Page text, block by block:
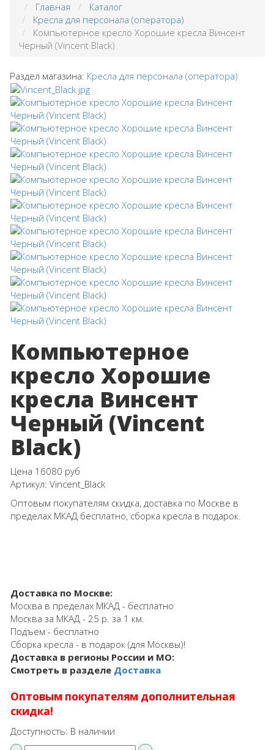
Главная
Каталог
Кресла для персонала (оператора)
Компьютерное кресло Хорошие кресла Винсент
Черный (Vincent Black)
Раздел магазина: Кресла для персонала (оператора)
Компьютерное
кресло Хорошие
кресла Винсент
Черный (Vincent
Black)
Цена 16080 руб
Артикул: Vincent_Black
Оптовым покупателям скидка, доставка по Москве в
пределах МКАД бесплатно, сборка кресла в подарок.
Доставка по Москве:
Москва в пределах МКАД - бесплатно
Москва за МКАД - 25 р. за 1 км.
Подъем - бесплатно
Сборка кресла - в подарок (для Москвы)!
Доставка в регионы России и МО:
Смотреть в разделе Доставка
Оптовым покупателям дополнительная
скидка!
Доступность: В наличии